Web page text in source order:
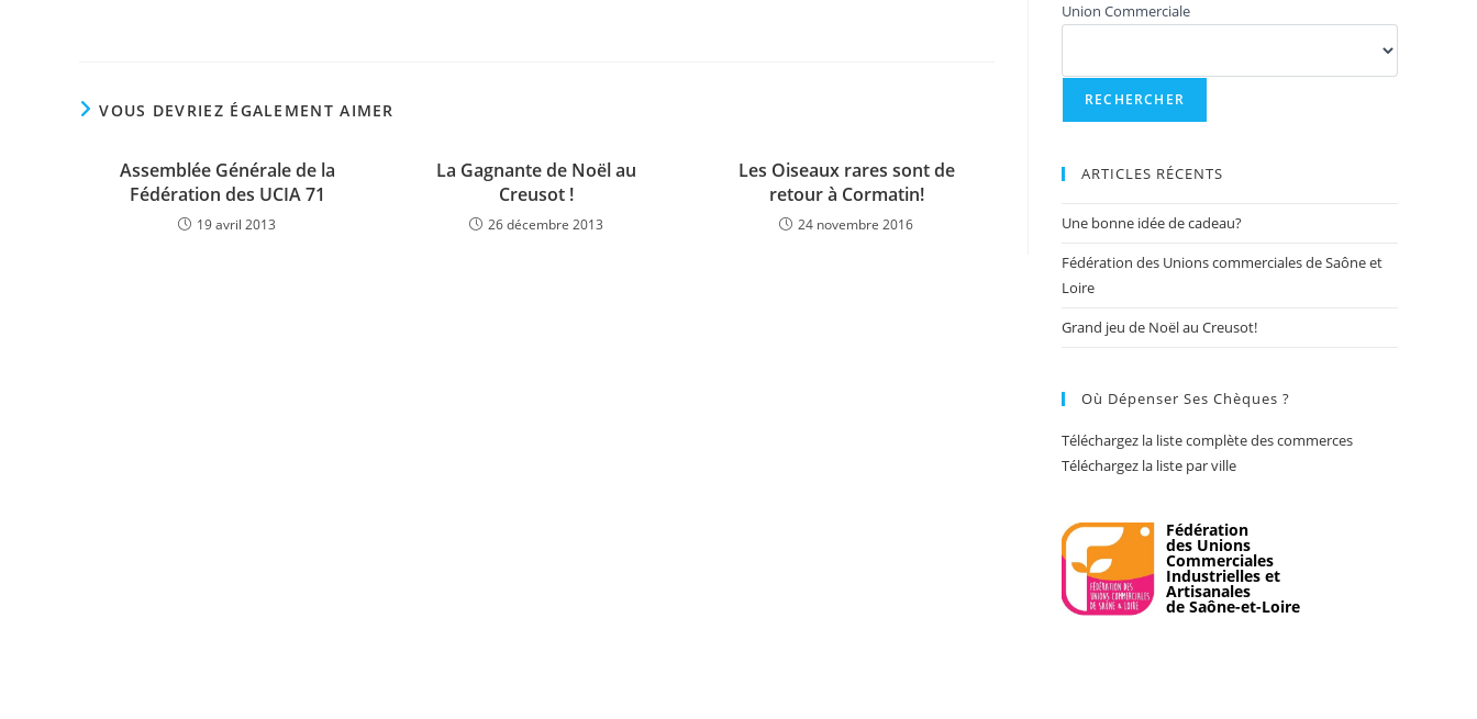
VOUS DEVRIEZ ÉGALEMENT AIMER
Assemblée Générale de la
Fédération des UCIA 71
19 avril 2013
La Gagnante de Noël au
Creusot !
26 décembre 2013
Les Oiseaux rares sont de
retour à Cormatin!
24 novembre 2016
Union Commerciale
ARTICLES RÉCENTS
Une bonne idée de cadeau?
Fédération des Unions commerciales de Saône et
Loire
Grand jeu de Noël au Creusot!
Où Dépenser Ses Chèques ?
Téléchargez la liste complète des commerces
Téléchargez la liste par ville
Fédération
des Unions
Commerciales
Industrielles et
Artisanales
de Saône-et-Loire